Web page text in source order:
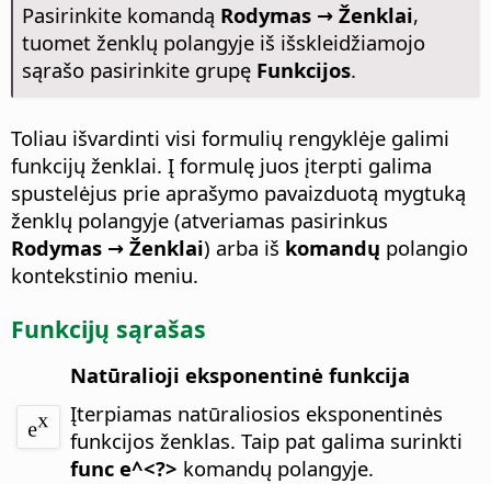
Pasirinkite komandą Rodymas → Ženklai,
tuomet ženklų polangyje iš išskleidžiamojo
sąrašo pasirinkite grupę Funkcijos.
Toliau išvardinti visi formulių rengyklėje galimi
funkcijų ženklai. Į formulę juos įterpti galima
spustelėjus prie aprašymo pavaizduotą mygtuką
ženklų polangyje (atveriamas pasirinkus
Rodymas → Ženklai) arba iš komandų polangio
kontekstinio meniu.
Funkcijų sąrašas
Natūralioji eksponentinė funkcija
Įterpiamas natūraliosios eksponentinės
funkcijos ženklas. Taip pat galima surinkti
func e^<?> komandų polangyje.